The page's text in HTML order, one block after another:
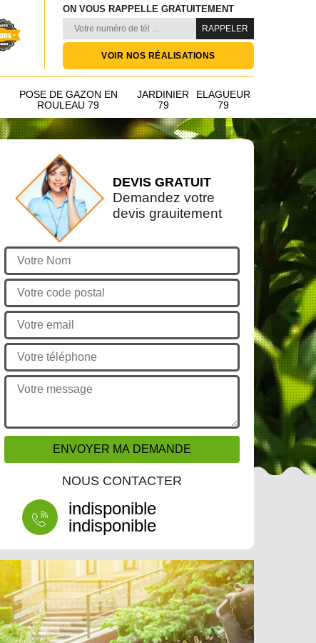
ON VOUS RAPPELLE GRATUITEMENT
VOIR NOS RÉALISATIONS
POSE DE GAZON EN
ROULEAU 79
JARDINIER
79
ELAGUEUR
79
DEVIS GRATUIT
Demandez votre
devis grauitement
NOUS CONTACTER
indisponible
indisponible